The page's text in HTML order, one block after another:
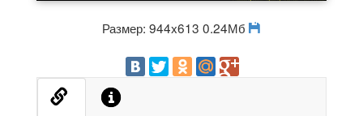
Размер: 944x613 0.24Мб